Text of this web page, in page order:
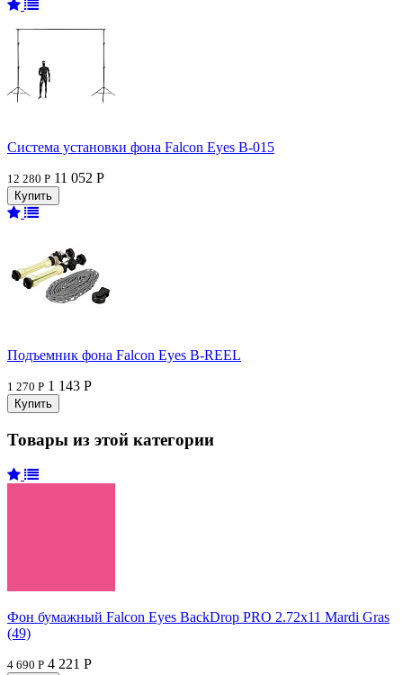
Система установки фона Falcon Eyes В-015
12 280 Р 11 052 Р
Подъемник фона Falcon Eyes B-REEL
1 270 Р 1 143 Р
Товары из этой категории
Фон бумажный Falcon Eyes BackDrop PRO 2.72x11 Mardi Gras
(49)
4 690 Р 4 221 Р